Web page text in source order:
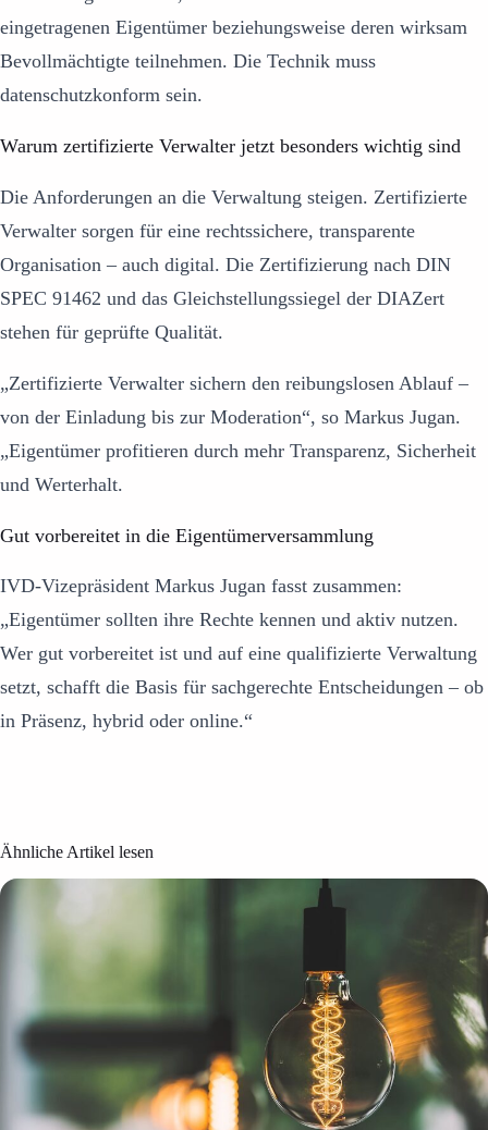
eingetragenen Eigentümer beziehungsweise deren wirksam
Bevollmächtigte teilnehmen. Die Technik muss
datenschutzkonform sein.
Warum zertifizierte Verwalter jetzt besonders wichtig sind
Die Anforderungen an die Verwaltung steigen. Zertifizierte
Verwalter sorgen für eine rechtssichere, transparente
Organisation – auch digital. Die Zertifizierung nach DIN
SPEC 91462 und das Gleichstellungssiegel der DIAZert
stehen für geprüfte Qualität.
„Zertifizierte Verwalter sichern den reibungslosen Ablauf –
von der Einladung bis zur Moderation“, so Markus Jugan.
„Eigentümer profitieren durch mehr Transparenz, Sicherheit
und Werterhalt.
Gut vorbereitet in die Eigentümerversammlung
IVD-Vizepräsident Markus Jugan fasst zusammen:
„Eigentümer sollten ihre Rechte kennen und aktiv nutzen.
Wer gut vorbereitet ist und auf eine qualifizierte Verwaltung
setzt, schafft die Basis für sachgerechte Entscheidungen – ob
in Präsenz, hybrid oder online.“
Ähnliche Artikel lesen